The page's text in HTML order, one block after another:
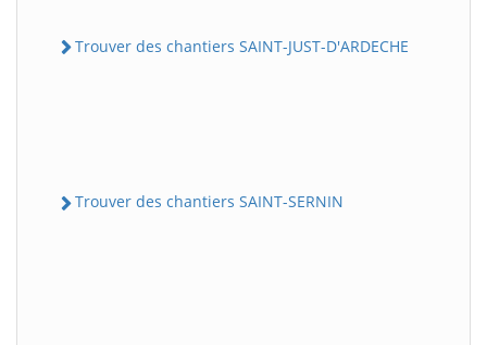
Trouver des chantiers SAINT-JUST-D'ARDECHE
Trouver des chantiers SAINT-SERNIN